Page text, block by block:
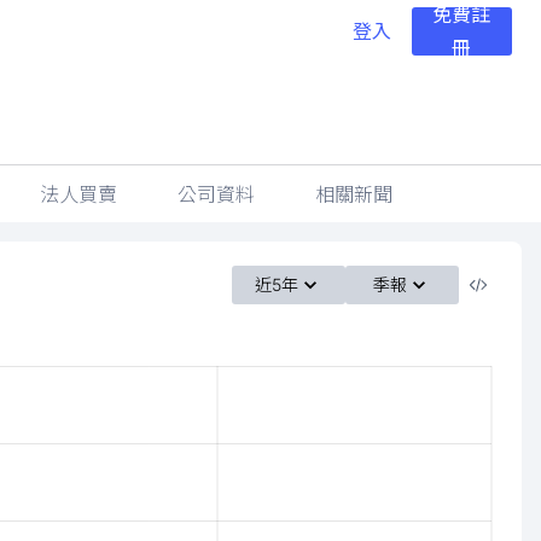
登入
免費註
冊
法人買賣 公司資料 相關新聞
近5年 季報